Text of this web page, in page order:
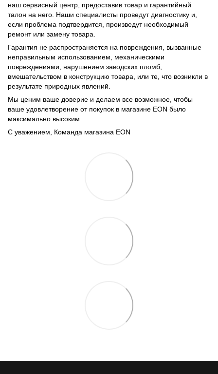
наш сервисный центр, предоставив товар и гарантийный
талон на него. Наши специалисты проведут диагностику и,
если проблема подтвердится, произведут необходимый
ремонт или замену товара.
Гарантия не распространяется на повреждения, вызванные
неправильным использованием, механическими
повреждениями, нарушением заводских пломб,
вмешательством в конструкцию товара, или те, что возникли в
результате природных явлений.
Мы ценим ваше доверие и делаем все возможное, чтобы
ваше удовлетворение от покупок в магазине EON было
максимально высоким.
С уважением, Команда магазина EON